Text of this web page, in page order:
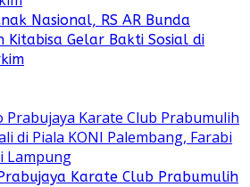
Nasional, RS AR Bunda
Kitabisa Gelar Bakti Sosial di
Karate Club Prabumulih